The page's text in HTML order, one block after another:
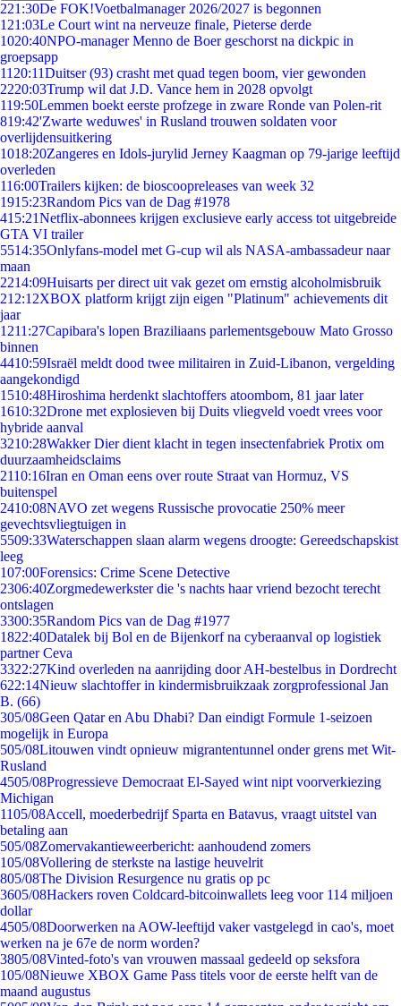
221:30De FOK!Voetbalmanager 2026/2027 is begonnen
1 21:03Le Court wint na nerveuze finale, Pieterse derde
1020:40NPO-manager Menno de Boer geschorst na dickpic in
groepsapp
11 20:11Duitser (93) crasht met quad tegen boom, vier gewonden
2220:03Trump wil dat J.D. Vance hem in 2028 opvolgt
119:50Lemmen boekt eerste profzege in zware Ronde van Polen-rit
819:42'Zwarte weduwes' in Rusland trouwen soldaten voor
overlijdensuitkering
1018:20Zangeres en Idols-jurylid Jerney Kaagman op 79-jarige leeftijd
overleden
116:00Trailers kijken: de bioscoopreleases van week 32
1915:23Random Pics van de Dag #1978
415:21Netflix-abonnees krijgen exclusieve early access tot uitgebreide
GTA VI trailer
5514:35Onlyfans-model met G-cup wil als NASA-ambassadeur naar
maan
2214:09Huisarts per direct uit vak gezet om ernstig alcoholmisbruik
212:12XBOX platform krijgt zijn eigen "Platinum" achievements dit
jaar
1211:27Capibara's lopen Braziliaans parlementsgebouw Mato Grosso
binnen
4410:59Israël meldt dood twee militairen in Zuid-Libanon, vergelding
aangekondigd
1510:48Hiroshima herdenkt slachtoffers atoombom, 81 jaar later
1610:32Drone met explosieven bij Duits vliegveld voedt vrees voor
hybride aanval
3210:28Wakker Dier dient klacht in tegen insectenfabriek Protix om
duurzaamheidsclaims
2110:16Iran en Oman eens over route Straat van Hormuz, VS
buitenspel
2410:08NAVO zet wegens Russische provocatie 250% meer
gevechtsvliegtuigen in
5509:33Waterschappen slaan alarm wegens droogte: Gereedschapskist
leeg
107:00Forensics: Crime Scene Detective
2306:40Zorgmedewerkster die 's nachts haar vriend bezocht terecht
ontslagen
3300:35Random Pics van de Dag #1977
1822:40Datalek bij Bol en de Bijenkorf na cyberaanval op logistiek
partner Ceva
3322:27Kind overleden na aanrijding door AH-bestelbus in Dordrecht
622:14Nieuw slachtoffer in kindermisbruikzaak zorgprofessional Jan
B. (66)
305/08Geen Qatar en Abu Dhabi? Dan eindigt Formule 1-seizoen
mogelijk in Europa
505/08Litouwen vindt opnieuw migrantentunnel onder grens met Wit-
Rusland
4505/08Progressieve Democraat El-Sayed wint nipt voorverkiezing
Michigan
1105/08Accell, moederbedrijf Sparta en Batavus, vraagt uitstel van
betaling aan
505/08Zomervakantieweerbericht: aanhoudend zomers
105/08Vollering de sterkste na lastige heuvelrit
805/08The Division Resurgence nu gratis op pc
3605/08Hackers roven Coldcard-bitcoinwallets leeg voor 114 miljoen
dollar
4505/08Doorwerken na AOW-leeftijd vaker vastgelegd in cao's, moet
werken na je 67e de norm worden?
3805/08Vinted-foto's van vrouwen massaal gedeeld op seksfora
105/08Nieuwe XBOX Game Pass titels voor de eerste helft van de
maand augustus